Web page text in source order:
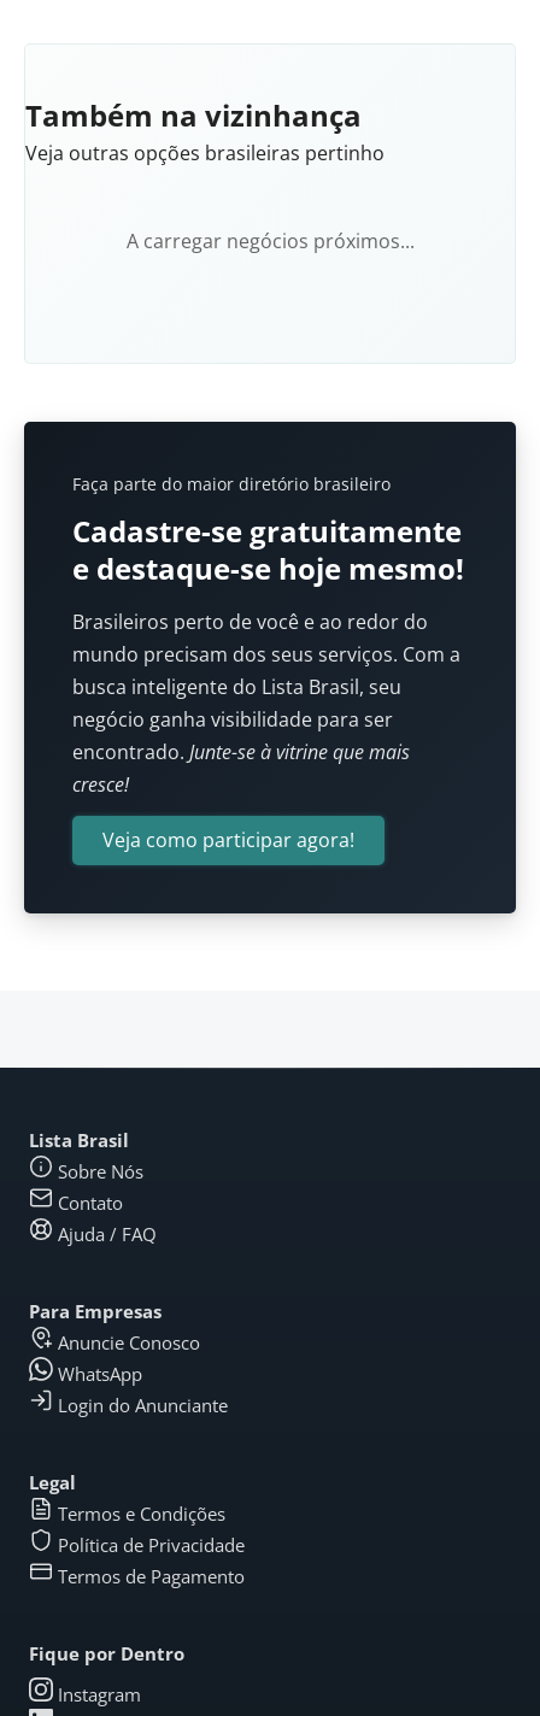
Também na vizinhança
Veja outras opções brasileiras pertinho
A carregar negócios próximos...
Faça parte do maior diretório brasileiro
Cadastre-se gratuitamente
e destaque-se hoje mesmo!
Brasileiros perto de você e ao redor do
mundo precisam dos seus serviços. Com a
busca inteligente do Lista Brasil, seu
negócio ganha visibilidade para ser
encontrado. Junte-se à vitrine que mais
cresce!
Veja como participar agora!
Lista Brasil
Sobre Nós
Contato
Ajuda / FAQ
Para Empresas
Anuncie Conosco
WhatsApp
Login do Anunciante
Legal
Termos e Condições
Política de Privacidade
Termos de Pagamento
Fique por Dentro
Instagram